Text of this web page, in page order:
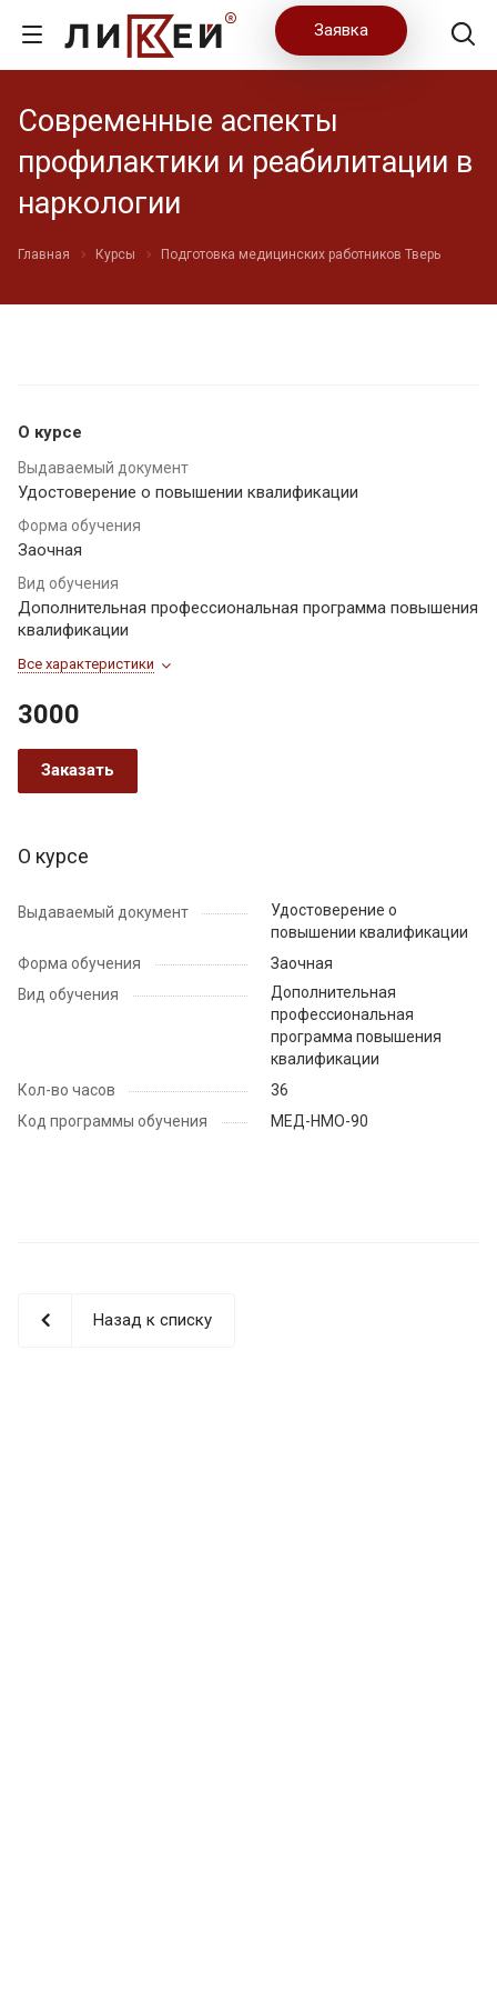
Заявка
Современные аспекты
профилактики и реабилитации в
наркологии
Главная Курсы Подготовка медицинских работников Тверь
О курсе
Выдаваемый документ
Удостоверение о повышении квалификации
Форма обучения
Заочная
Вид обучения
Дополнительная профессиональная программа повышения
квалификации
Все характеристики
3000
Заказать
О курсе
Выдаваемый документ
Удостоверение о
повышении квалификации
Форма обучения
Заочная
Вид обучения
Дополнительная
профессиональная
программа повышения
квалификации
Кол-во часов
36
Код программы обучения
МЕД-НМО-90
Назад к списку